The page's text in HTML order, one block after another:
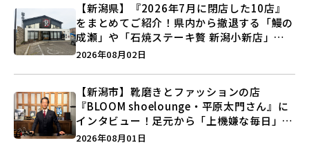
【新潟県】『2026年7月に閉店した10店』
をまとめてご紹介！県内から撤退する「鰻の
成瀬」や「石焼ステーキ贅 新潟小新店」が
営業に幕…。
2026年08月02日
【新潟市】靴磨きとファッションの店
『BLOOM shoelounge・平原太門さん』に
インタビュー！足元から「上機嫌な毎日」を
つくる装いの提案とは？
2026年08月01日